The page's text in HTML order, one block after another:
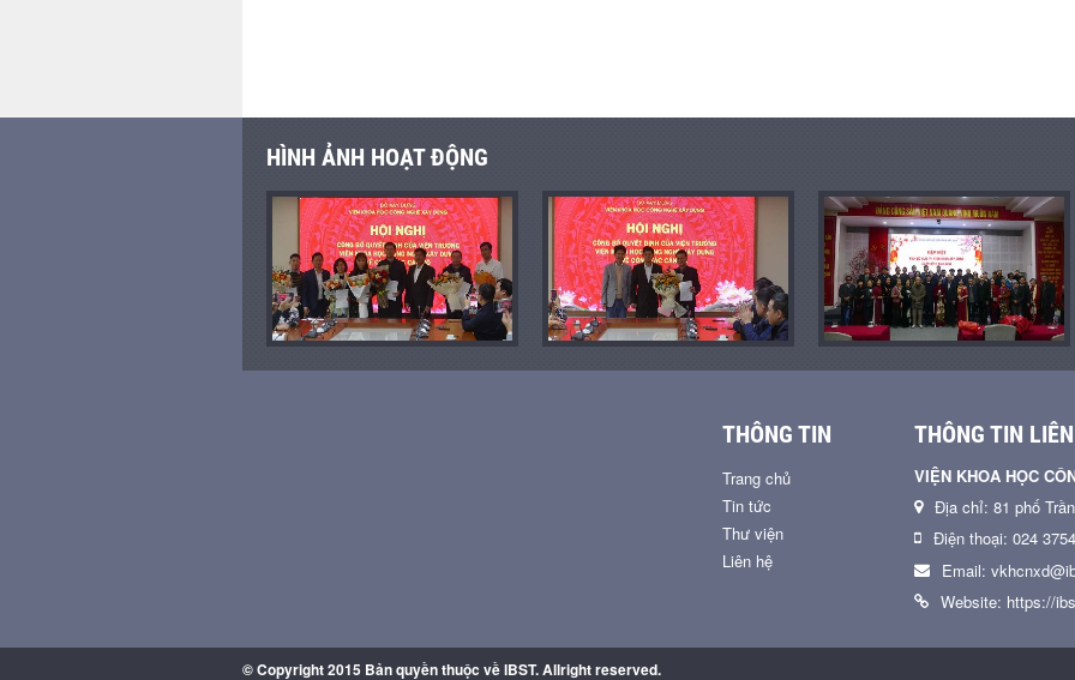
HÌNH ẢNH HOẠT ĐỘNG
THÔNG TIN
Trang chủ
Tin tức
Thư viện
Liên hệ
THÔNG TIN
VIỆN KHOA HỌC
Địa chỉ: 81 phố
Điện thoại: 024
Email:
Website: https://
© Copyright 2015 Bản quyền thuộc về IBST. Allright reserved.